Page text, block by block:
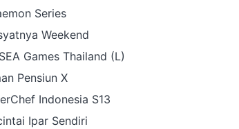
Series
Weekend
Games Thailand (L)
Pensiun X
Indonesia S13
Ipar Sendiri